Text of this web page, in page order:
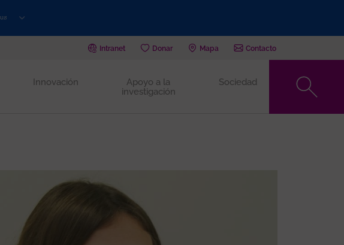
Intranet Donar Mapa Contacto
Innovación
Apoyo a la
investigación
Sociedad